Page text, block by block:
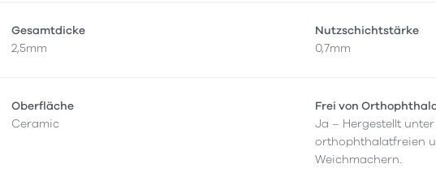
Gesamtdicke
2,5mm
Nutzschichtstärke
0,7mm
Oberfläche
Ceramic
Frei von
Ja – Hergestellt
orthophthalatfreien
Weichmachern.